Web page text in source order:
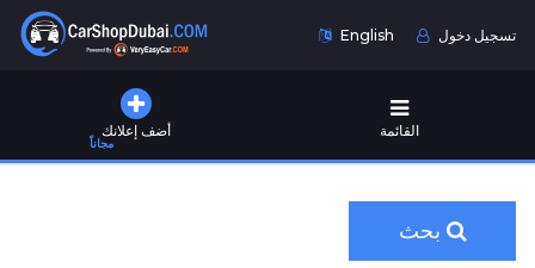
English تسجيل دخول
أضف إعلانك
مجاناً
القائمة
بحث